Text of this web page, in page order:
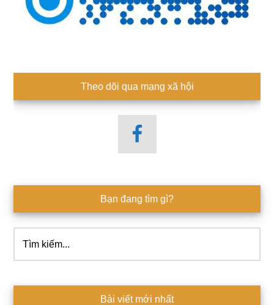
Theo dõi qua mạng xã hội
Bạn đang tìm gì?
kiếm...
Bài viết mới nhất